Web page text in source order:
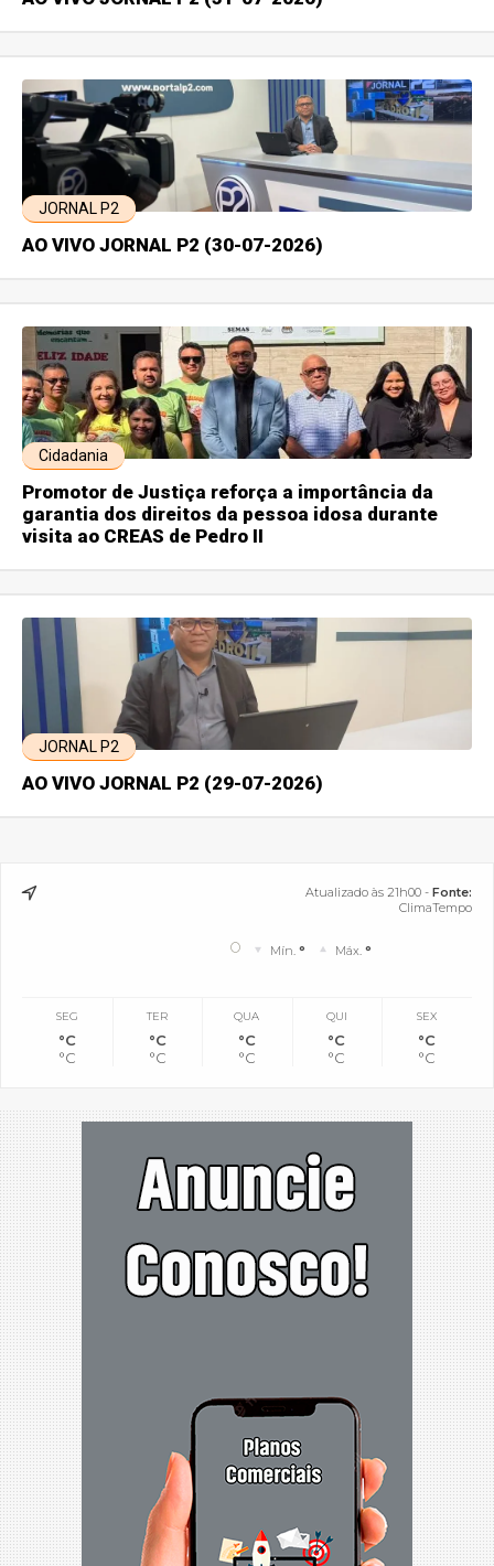
JORNAL P2
AO VIVO JORNAL P2 (30-07-2026)
Cidadania
Promotor de Justiça reforça a importância da
garantia dos direitos da pessoa idosa durante
visita ao CREAS de Pedro II
JORNAL P2
AO VIVO JORNAL P2 (29-07-2026)
Atualizado às 21h00 - Fonte:
ClimaTempo
° Mín.° Máx.°
SEG
°C
°C
TER
°C
°C
QUA
°C
°C
QUI
°C
°C
SEX
°C
°C